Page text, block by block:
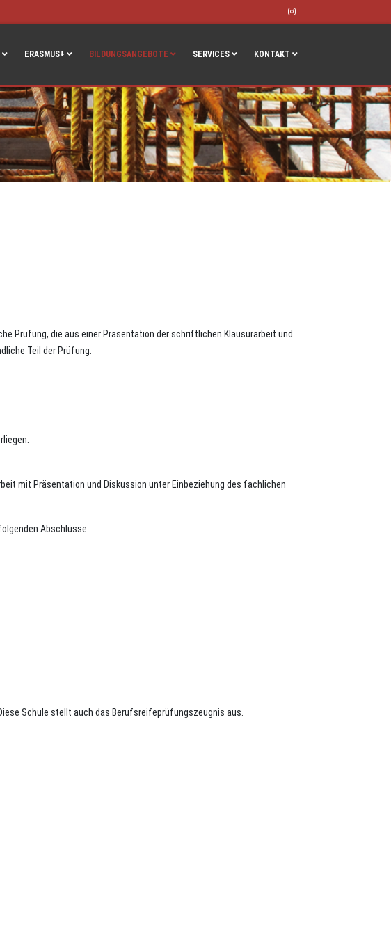
ERASMUS+ BILDUNGSANGEBOTE SERVICES KONTAKT
Prüfung, die aus einer Präsentation der schriftlichen Klausurarbeit und
Teil der Prüfung.
mit Präsentation und Diskussion unter Einbeziehung des fachlichen
Abschlüsse:
Schule stellt auch das Berufsreifeprüfungszeugnis aus.